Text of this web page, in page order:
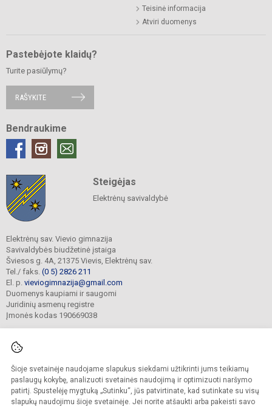
Šioje svetainėje naudojame slapukus siekdami užtikrinti jums teikiamų
paslaugų kokybę, analizuoti svetainės naudojimą ir optimizuoti naršymo
patirtį. Spustelėję mygtuką „Sutinku“, jūs patvirtinate, kad sutinkate su visų
slapukų naudojimu šioje svetainėje. Jei norite atšaukti arba pakeisti savo
Teisinė informacija
Atviri duomenys
Pastebėjote klaidų?
Turite pasiūlymų?
RAŠYKITE
Bendraukime
Steigėjas
Elektrėnų savivaldybė
Elektrėnų sav. Vievio gimnazija
Savivaldybės biudžetinė įstaiga
Šviesos g. 4A, 21375 Vievis, Elektrėnų sav.
Tel./ faks. (0 5) 2826 211
El. p. vieviogimnazija@gmail.com
Duomenys kaupiami ir saugomi
Juridinių asmenų registre
Įmonės kodas 190669038
© 2022. Elektrėnų sav. Vievio gimnazija. Visos teisės saugomos.
Kopijuoti turinį be raštiško gimnazijos sutikimo griežtai draudžiama.
Prieinamumo paraiška Slapukų valdymas